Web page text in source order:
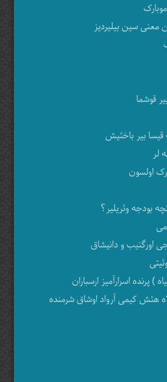
معنی سین بیلیردیز
قوشما
قیسا بیر باخئیش
لر
اولسون
بودجه وئریلیر؟
اورگنیب و دانیشاق
پرنده اسرارآمیز ارسباران
هئش کیمی آرواد اوشاق شرمنده